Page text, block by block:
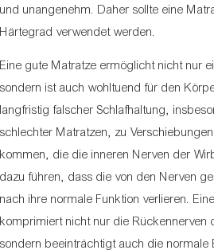
und unangenehm. Daher sollte eine
Härtegrad verwendet werden.
Eine gute Matratze ermöglicht nicht nur
sondern ist auch wohltuend für den
langfristig falscher Schlafhaltung,
schlechter Matratzen, zu
kommen, die die inneren Nerven der
dazu führen, dass die von den Nerven
nach ihre normale Funktion verlieren.
komprimiert nicht nur die Rückennerven
sondern beeinträchtigt auch die normale